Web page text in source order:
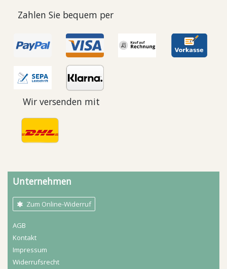
Zahlen Sie bequem per
Wir versenden mit
Unternehmen
Zum Online-Widerruf
AGB
Kontakt
Impressum
Widerrufs­recht